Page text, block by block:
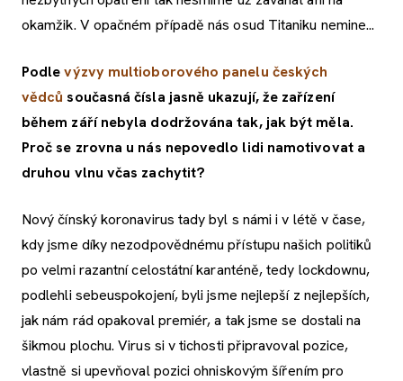
okamžik. V opačném případě nás osud Titaniku nemine...
Podlevýzvy multioborového panelu českých
vědců současná čísla jasně ukazují, že zařízení
během září nebyla dodržována tak, jak být měla.
Proč se zrovna u nás nepovedlo lidi namotivovat a
druhou vlnu včas zachytit?
Nový čínský koronavirus tady byl s námi i v létě v čase,
kdy jsme díky nezodpovědnému přístupu našich politiků
po velmi razantní celostátní karanténě, tedy lockdownu,
podlehli sebeuspokojení, byli jsme nejlepší z nejlepších,
jak nám rád opakoval premiér, a tak jsme se dostali na
šikmou plochu. Virus si v tichosti připravoval pozice,
vlastně si upevňoval pozici ohniskovým šířením pro